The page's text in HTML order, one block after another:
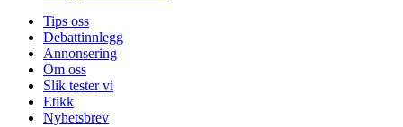
Tips oss
Debattinnlegg
Annonsering
Om oss
Slik tester vi
Etikk
Nyhetsbrev